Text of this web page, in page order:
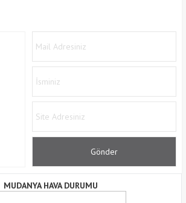
MUDANYA HAVA DURUMU